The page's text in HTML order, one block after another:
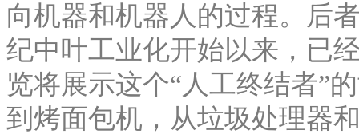
向机器和机器人的过程。后
纪中叶工业化开始以来，已
览将展示这个“人工终结者”
到烤面包机，从垃圾处理器